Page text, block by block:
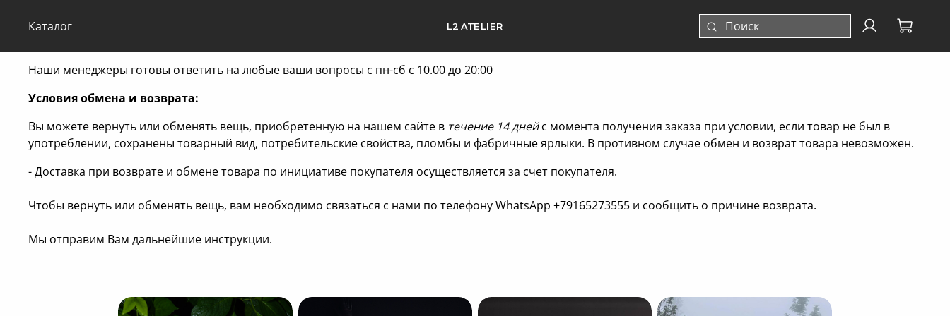
L2 ATELIER
Каталог
Наши менеджеры готовы ответить на любые ваши вопросы с пн-сб c 10.00 до 20:00
Условия обмена и возврата:
Вы можете вернуть или обменять вещь, приобретенную на нашем сайте в течение 14 днейс момента получения заказа при условии, если товар не был в
употреблении, сохранены товарный вид, потребительские свойства, пломбы и фабричные ярлыки. В противном случае обмен и возврат товара невозможен.
- Доставка при возврате и обмене товара по инициативе покупателя осуществляется за счет покупателя.
Чтобы вернуть или обменять вещь, вам необходимо связаться с нами по телефону WhatsApp +79165273555 и сообщить о причине возврата.
Мы отправим Вам дальнейшие инструкции.